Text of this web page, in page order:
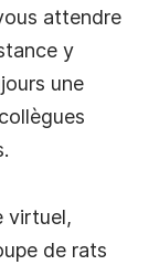
attendre
y
une
virtuel,
de rats